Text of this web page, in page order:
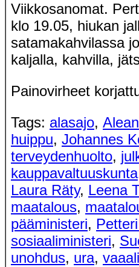
Viikkosanomat.
klo 19.05, hiukan
satamakahvilassa
kaljalla, kahvilla,
Painovirheet
Tags: alasajo,
huippu, Johannes
terveydenhuolto,
kauppavaltuuskunta
Laura Räty, Leena
maatalous,
pääministeri,
sosiaaliministeri,
unohdus, ura,